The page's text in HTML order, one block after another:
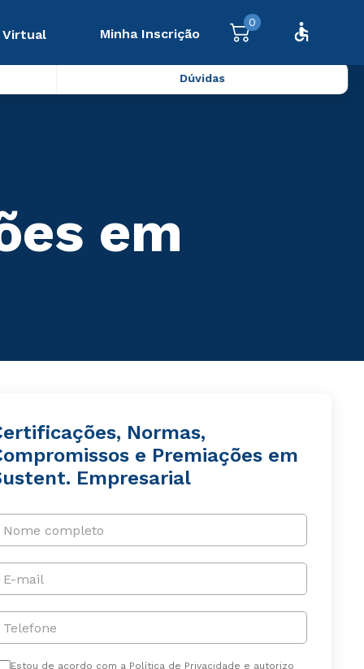
Virtual Minha Inscrição
0
Dúvidas
em
Normas,
e Premiações em
Empresarial
Nome completo
E-mail
Telefone
Estou de acordo com a Política de Privacidade e autorizo